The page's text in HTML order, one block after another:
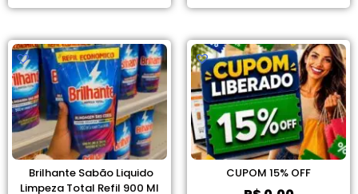
Brilhante Sabão Liquido
Limpeza Total Refil 900 Ml
CUPOM 15% OFF